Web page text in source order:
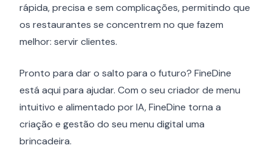
rápida, precisa e sem complicações, permitindo que
os restaurantes se concentrem no que fazem
melhor: servir clientes.
Pronto para dar o salto para o futuro? FineDine
está aqui para ajudar. Com o seu criador de menu
intuitivo e alimentado por IA, FineDine torna a
criação e gestão do seu menu digital uma
brincadeira.